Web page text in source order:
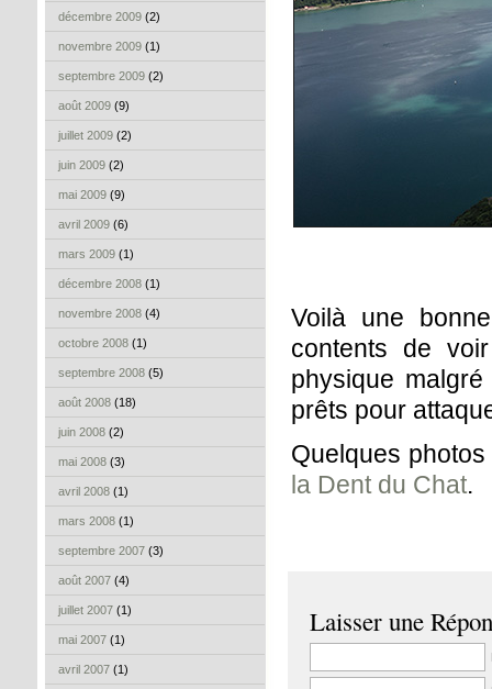
décembre 2009 (2)
novembre 2009 (1)
septembre 2009 (2)
août 2009 (9)
juillet 2009 (2)
juin 2009 (2)
mai 2009 (9)
avril 2009 (6)
mars 2009 (1)
décembre 2008 (1)
novembre 2008 (4)
octobre 2008 (1)
septembre 2008 (5)
août 2008 (18)
juin 2008 (2)
mai 2008 (3)
avril 2008 (1)
mars 2008 (1)
septembre 2007 (3)
août 2007 (4)
juillet 2007 (1)
mai 2007 (1)
avril 2007 (1)
Voilà une
contents de
physique
prêts pour
Quelques
la Dent du Chat.
Laisser une